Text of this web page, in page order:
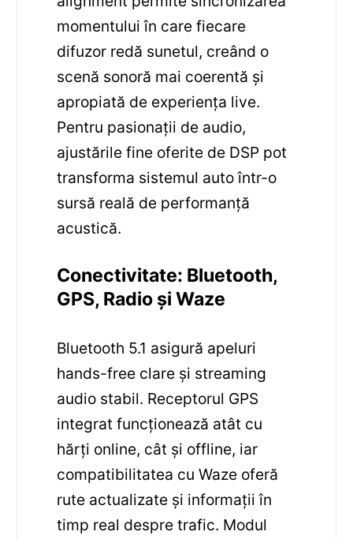
momentului în care fiecare
difuzor redă sunetul, creând o
scenă sonoră mai coerentă și
apropiată de experiența live.
Pentru pasionații de audio,
ajustările fine oferite de DSP pot
transforma sistemul auto într-o
sursă reală de performanță
acustică.
Conectivitate: Bluetooth,
GPS, Radio și Waze
Bluetooth 5.1 asigură apeluri
hands-free clare și streaming
audio stabil. Receptorul GPS
integrat funcționează atât cu
hărți online, cât și offline, iar
compatibilitatea cu Waze oferă
rute actualizate și informații în
timp real despre trafic. Modul